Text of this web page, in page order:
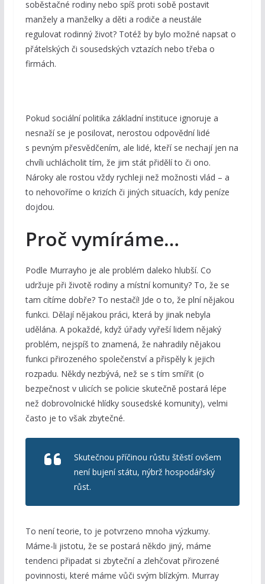
soběstačné rodiny nebo spíš proti sobě postavit
manžely a manželky a děti a rodiče a neustále
regulovat rodinný život? Totéž by bylo možné napsat o
přátelských či sousedských vztazích nebo třeba o
firmách.
Pokud sociální politika základní instituce ignoruje a
nesnaží se je posilovat, nerostou odpovědní lidé
s pevným přesvědčením, ale lidé, kteří se nechají jen na
chvíli uchlácholit tím, že jim stát přidělí to či ono.
Nároky ale rostou vždy rychleji než možnosti vlád – a
to nehovoříme o krizích či jiných situacích, kdy peníze
dojdou.
Proč vymíráme…
Podle Murrayho je ale problém daleko hlubší. Co
udržuje při životě rodiny a místní komunity? To, že se
tam cítíme dobře? To nestačí! Jde o to, že plní nějakou
funkci. Dělají nějakou práci, která by jinak nebyla
udělána. A pokaždé, když úřady vyřeší lidem nějaký
problém, nejspíš to znamená, že nahradily nějakou
funkci přirozeného společenství a přispěly k jejich
rozpadu. Někdy nezbývá, než se s tím smířit (o
bezpečnost v ulicích se policie skutečně postará lépe
než dobrovolnické hlídky sousedské komunity), velmi
často je to však zbytečné.
Skutečnou příčinou růstu štěstí ovšem
není bujení státu, nýbrž hospodářský
růst.
To není teorie, to je potvrzeno mnoha výzkumy.
Máme-li jistotu, že se postará někdo jiný, máme
tendenci připadat si zbyteční a zlehčovat přirozené
povinnosti, které máme vůči svým blízkým. Murray